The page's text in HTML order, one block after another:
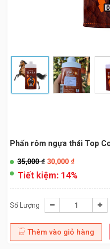
Phấn rôm ngựa thái Top
35,000₫ 30,000 ₫
Tiết kiệm: 14%
Số Lượng
Thêm vào giỏ hàng